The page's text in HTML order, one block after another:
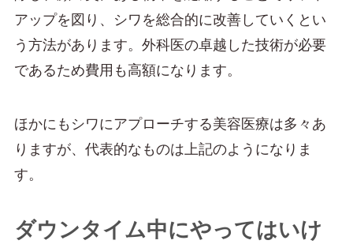
アップを図り、シワを総合的に改善していくとい
う方法があります。外科医の卓越した技術が必要
であるため費用も高額になります。
ほかにもシワにアプローチする美容医療は多々あ
りますが、代表的なものは上記のようになりま
す。
ダウンタイム中にやってはいけ